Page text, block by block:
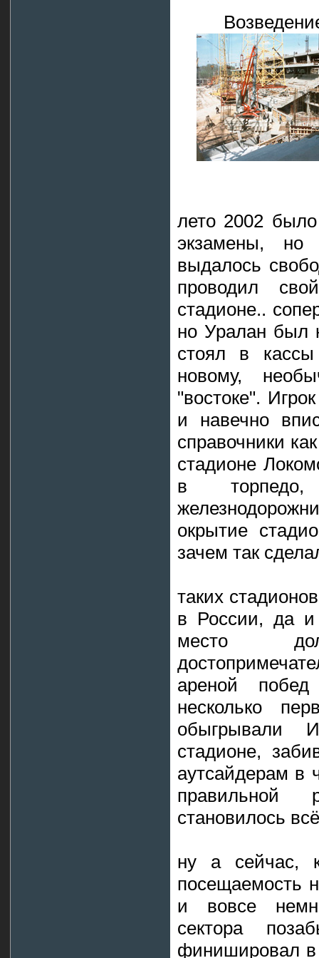
лето 2002 было
экзамены,
выдалось
проводил
стадионе..
но Уралан был
стоял в
новому,
"востоке".
и навечно
справочники
стадионе
в
окрытие
зачем так
таких
в России, да и
место
ареной
несколько
обыгрывали
стадионе,
аутсайдерам в
правильной
становилось
ну а сейчас,
посещаемость
и вовсе
сектора
финишировал в